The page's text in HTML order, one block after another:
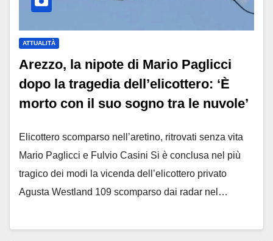
ATTUALITÀ
Arezzo, la nipote di Mario Paglicci
dopo la tragedia dell’elicottero: ‘È
morto con il suo sogno tra le nuvole’
Elicottero scomparso nell’aretino, ritrovati senza vita
Mario Paglicci e Fulvio Casini Si è conclusa nel più
tragico dei modi la vicenda dell’elicottero privato
Agusta Westland 109 scomparso dai radar nel…